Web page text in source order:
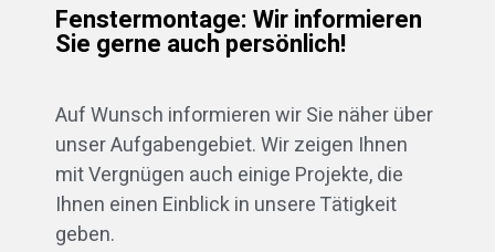
Fenstermontage: Wir informieren
Sie gerne auch persönlich!
Auf Wunsch informieren wir Sie näher über
unser Aufgabengebiet. Wir zeigen Ihnen
mit Vergnügen auch einige Projekte, die
Ihnen einen Einblick in unsere Tätigkeit
geben.